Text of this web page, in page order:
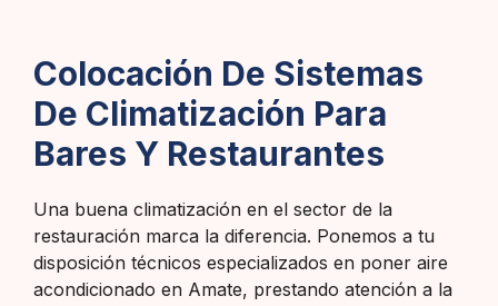
Colocación De Sistemas
De Climatización Para
Bares Y Restaurantes
Una buena climatización en el sector de la
restauración marca la diferencia. Ponemos a tu
disposición técnicos especializados en poner aire
acondicionado en Amate, prestando atención a la